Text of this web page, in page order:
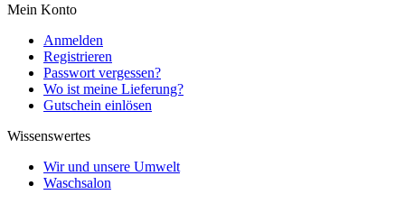
Mein Konto
Anmelden
Registrieren
Passwort vergessen?
Wo ist meine Lieferung?
Gutschein einlösen
Wissenswertes
Wir und unsere Umwelt
Waschsalon